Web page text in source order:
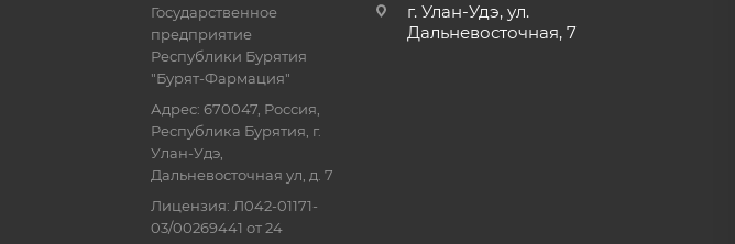
Государственное
предприятие
Республики Бурятия
"Бурят-Фармация"
Адрес: 670047, Россия,
Республика Бурятия, г.
Улан-Удэ,
Дальневосточная ул, д. 7
Лицензия: Л042-01171-
03/00269441 от 24
г. Улан-Удэ, ул.
Дальневосточная, 7